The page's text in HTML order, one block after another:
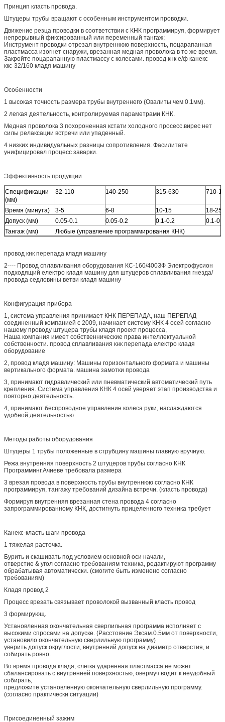
Принцип класть провода.
Штуцеры трубы вращают с особенным инструментом проводки.
Движение резца проводки в соответствии с КНК программируя, формирует
непрерывный фиксированный или переменный тангаж;
Инструмент проводки отрезал внутреннюю поверхность, поцарапанная
пластмасса изогнет снаружи, врезанная медная проволока в то же время.
Закройте поцарапанную пластмассу с колесами. провод кнк е/ф канекс
ккс-32/160 кладя машину
Особенности
1 высокая точность размера трубы внутреннего (Овалиты чем 0.1мм).
2 легкая деятельность, контролируемая параметрами КНК.
Медная проволока 3 похороненная кстати холодного просесс.вирес нет
силы релаксации встречи или упаденный.
4 низких индивидуальных разницы сопротивления. Фасилитате
унифицировал процесс заварки.
Эффективность продукции
Спецификации
(мм)
32-110 140-250 315-630 710-
Время (минута) 3-5 6-8 10-15
18-25
Допуск (мм)
0.05-0.1 0.05-0.2 0.1-0.2
0.1-0.2
Тангаж (мм)
Любые (управление программирования КНК)
провод кнк перепада кладя машину
2---- Провод сплавливания оборудования КС-160/400ЗФ Электрофусион
подходящий електро кладя машину для штуцеров сплавливания гнезда/
провода седловины ветви кладя машину
Конфигурация прибора
1, система управления принимает КНК ПЕРЕПАДА, наш ПЕРЕПАД
соединенный компанией с 2009, начинает систему КНК 4 осей согласно
нашему проводу штуцера трубы кладя проект процесса,
Наша компания имеет собственнические права интеллектуальной
собственности. провод сплавливания кнк перепада електро кладя
оборудование
2, провод кладя машину: Машины горизонтального формата и машины
вертикального формата. машина замотки провода
3, принимают гидравлический или пневматический автоматический путь
крепления. Система управления КНК 4 осей уверяет этап производства и
повторно деятельность.
4, принимают беспроводное управление колеса руки, наслаждаются
удобной деятельностью
Методы работы оборудования
Штуцеры 1 трубы положенные в струбцину машины главную вручную.
Режа внутренняя поверхность 2 штуцеров трубы согласно КНК
Программинг.Ачиеве требовала размера
3 врезая провода в поверхность трубы внутреннюю согласно КНК
программируя, тангажу требований дизайна встречи. (класть провода)
Формируя внутренняя врезанная стена провода 4 согласно
запрограммированному КНК, достигнуть прицеленного техника требует
Канекс-класть шаги провода
1 тяжелая расточка.
Бурить и скашивать под условием основной оси начали,
отверстие & угол согласно требованиям техника, редактируют программу
обрабатывая автоматически. (смогите быть изменено согласно
требованиям)
Кладя провод 2
Процесс врезать связывает проволокой вызванный класть провод
3 формирующ.
Установленная окончательная сверлильная программа исполняет с
высокими спросами на допуске. (Расстояние Эксам.0.5мм от поверхности,
установило окончательную сверлильную программу)
уверить допуск округлости, внутренний допуск на диаметр отверстия, и
собирать ровно.
Во время провода кладя, слегка ударенная пластмасса не может
сбалансировать с внутренней поверхностью, овермуч водит к неудобный
собирать,
предложите установленную окончательную сверлильную программу.
(согласно практически ситуации)
Присоединенный зажим